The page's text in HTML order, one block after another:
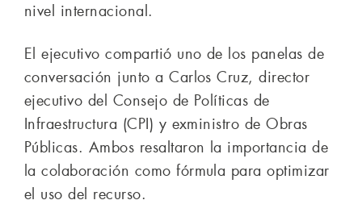
nivel internacional.
El ejecutivo compartió uno de los panelas de
conversación junto a Carlos Cruz, director
ejecutivo del Consejo de Políticas de
Infraestructura (CPI) y exministro de Obras
Públicas. Ambos resaltaron la importancia de
la colaboración como fórmula para optimizar
el uso del recurso.